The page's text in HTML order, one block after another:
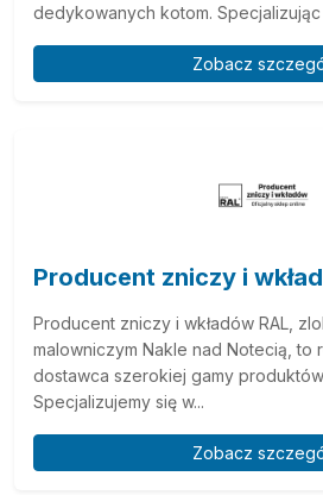
dedykowanych kotom. Specjalizując
Zobacz
Producent zniczy i
Producent zniczy i wkładów RAL,
malowniczym Nakle nad Notecią, to
dostawca szerokiej gamy
Specjalizujemy się w...
Zobacz